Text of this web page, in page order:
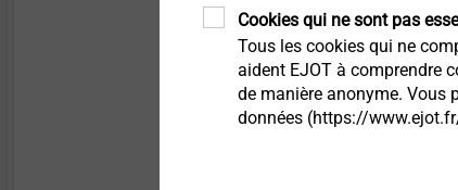
A lightweight and
possibility to
Cookies qui ne sont pas
Tous les cookies qui ne
aident EJOT à comprendre
de manière anonyme. Vous
données (https://